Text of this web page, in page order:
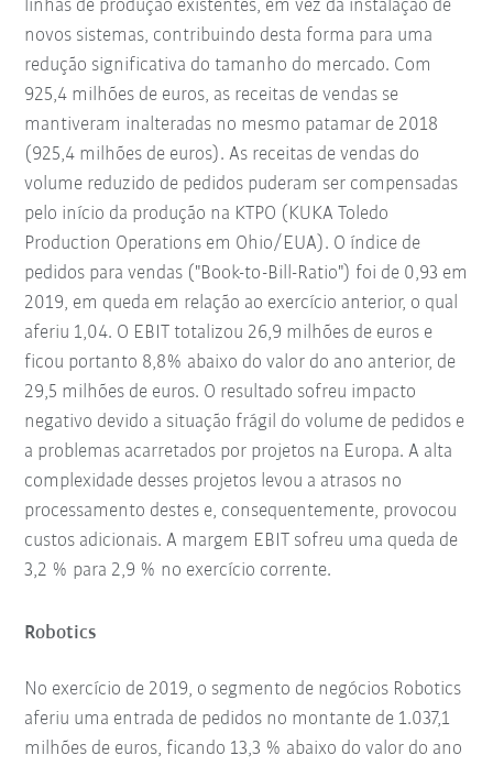
linhas de produção existentes, em vez da instalação de
novos sistemas, contribuindo desta forma para uma
redução significativa do tamanho do mercado. Com
925,4 milhões de euros, as receitas de vendas se
mantiveram inalteradas no mesmo patamar de 2018
(925,4 milhões de euros). As receitas de vendas do
volume reduzido de pedidos puderam ser compensadas
pelo início da produção na KTPO (KUKA Toledo
Production Operations em Ohio/EUA). O índice de
pedidos para vendas ("Book-to-Bill-Ratio") foi de 0,93 em
2019, em queda em relação ao exercício anterior, o qual
aferiu 1,04. O EBIT totalizou 26,9 milhões de euros e
ficou portanto 8,8% abaixo do valor do ano anterior, de
29,5 milhões de euros. O resultado sofreu impacto
negativo devido a situação frágil do volume de pedidos e
a problemas acarretados por projetos na Europa. A alta
complexidade desses projetos levou a atrasos no
processamento destes e, consequentemente, provocou
custos adicionais. A margem EBIT sofreu uma queda de
3,2 % para 2,9 % no exercício corrente.
Robotics
No exercício de 2019, o segmento de negócios Robotics
aferiu uma entrada de pedidos no montante de 1.037,1
milhões de euros, ficando 13,3 % abaixo do valor do ano